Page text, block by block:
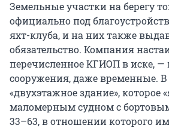
Земельные участки на берегу
официально под
яхт-клуба, и на них также
обязательство. Компания
перечисленное КГИОП в иске, —
сооружения, даже временные.
«двухэтажное здание», которое
маломерным судном с
33–63, в отношении которого